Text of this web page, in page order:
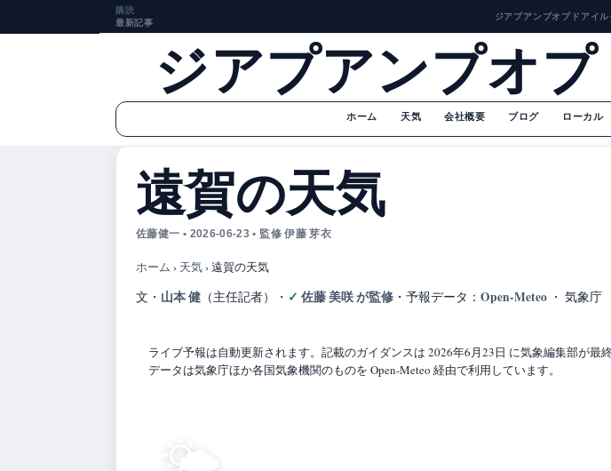
購読
最新記事
ジアプアンプオプドアイ
ジアプアンプオ
ホーム 天気 会社概要 ブログ ローカル
遠賀の天気
佐藤健一 • 2026-06-23 • 監修 伊藤 芽衣
ホーム › 天気›遠賀の天気
文・ 山本 健 （主任記者） ・ 佐藤 美咲 が監修 ・ 予報データ： Open-Meteo ・ 気象庁
ライブ予報は自動更新されます。記載のガイダンスは 2026年6月23日 に気象編集部が最終
データは気象庁ほか各国気象機関のものを Open-Meteo 経由で利用しています。